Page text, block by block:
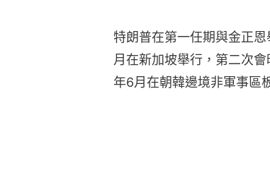
特朗普在第一任期與金正
月在新加坡舉行，第二次
年6月在朝韓邊境非軍事區